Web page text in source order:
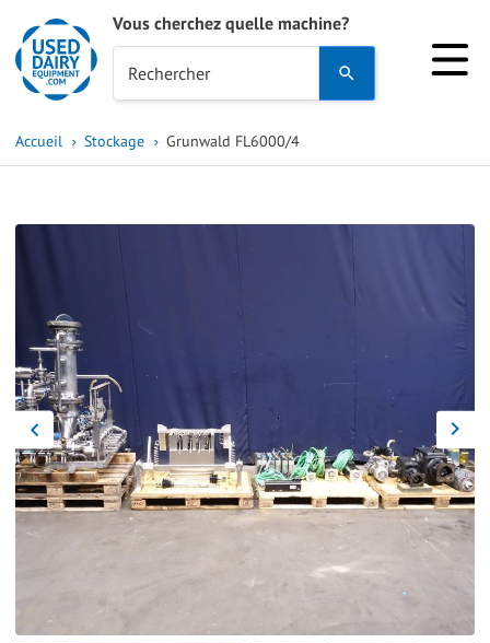
Vous cherchez quelle machine?
Rechercher
and
to
go
to
the
selected
search
Accueil Stockage Grunwald FL6000/4